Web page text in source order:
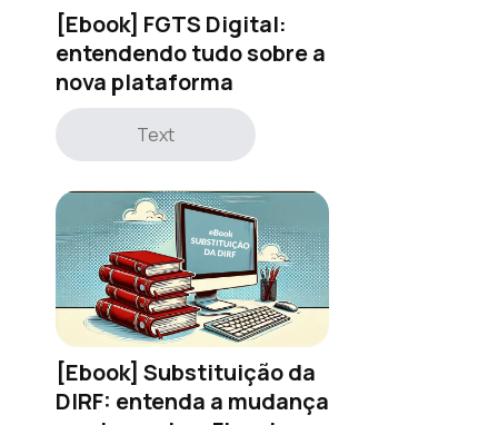
[Ebook] FGTS Digital:
entendendo tudo sobre a
nova plataforma
Text
[Ebook] Substituição da
DIRF: entenda a mudança